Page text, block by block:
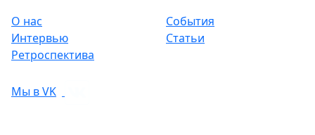
О нас
События
Интервью
Статьи
Ретроспектива
Мы в VK